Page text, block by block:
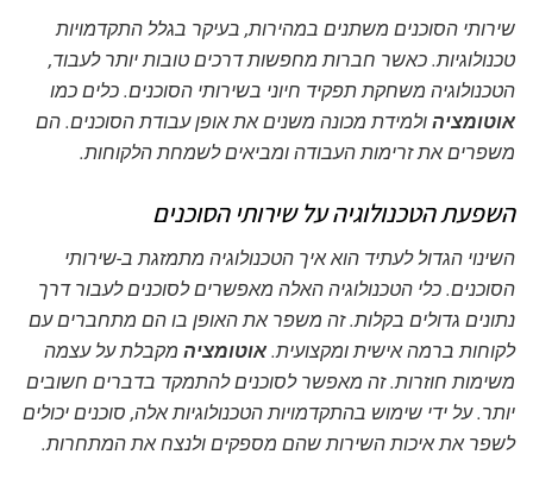
שירותי הסוכנים משתנים במהירות, בעיקר בגלל התקדמויות
טכנולוגיות. כאשר חברות מחפשות דרכים טובות יותר לעבוד,
הטכנולוגיה משחקת תפקיד חיוני בשירותי הסוכנים. כלים כמו
אוטומציה ולמידת מכונה משנים את אופן עבודת הסוכנים. הם
משפרים את זרימות העבודה ומביאים לשמחת הלקוחות.
השפעת הטכנולוגיה על שירותי הסוכנים
השינוי הגדול לעתיד הוא איך הטכנולוגיה מתמזגת ב-שירותי
הסוכנים. כלי הטכנולוגיה האלה מאפשרים לסוכנים לעבור דרך
נתונים גדולים בקלות. זה משפר את האופן בו הם מתחברים עם
לקוחות ברמה אישית ומקצועית. אוטומציה מקבלת על עצמה
משימות חוזרות. זה מאפשר לסוכנים להתמקד בדברים חשובים
יותר. על ידי שימוש בהתקדמויות הטכנולוגיות אלה, סוכנים יכולים
לשפר את איכות השירות שהם מספקים ולנצח את המתחרות.